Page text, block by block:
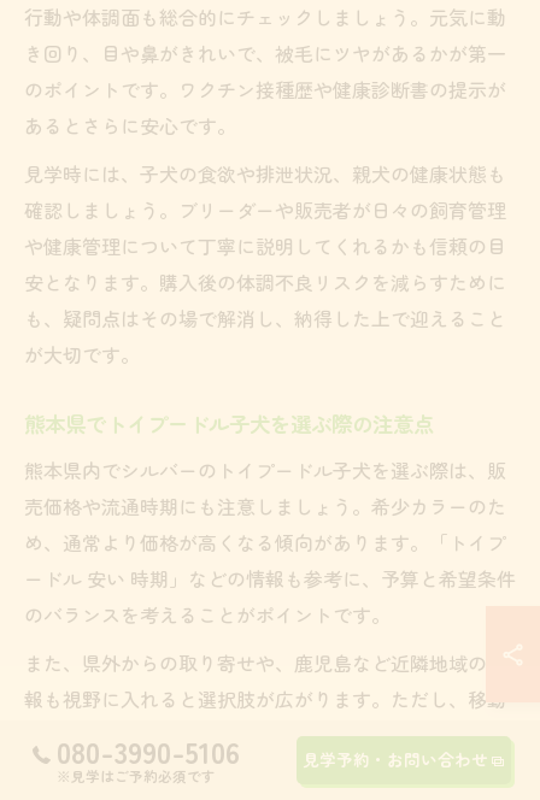
行動や体調面も総合的にチェックしましょう。元気に動
き回り、目や鼻がきれいで、被毛にツヤがあるかが第一
のポイントです。ワクチン接種歴や健康診断書の提示が
あるとさらに安心です。
見学時には、子犬の食欲や排泄状況、親犬の健康状態も
確認しましょう。ブリーダーや販売者が日々の飼育管理
や健康管理について丁寧に説明してくれるかも信頼の目
安となります。購入後の体調不良リスクを減らすために
も、疑問点はその場で解消し、納得した上で迎えること
が大切です。
熊本県でトイプードル子犬を選ぶ際の注意点
熊本県内でシルバーのトイプードル子犬を選ぶ際は、販
売価格や流通時期にも注意しましょう。希少カラーのた
め、通常より価格が高くなる傾向があります。「トイプ
ードル 安い 時期」などの情報も参考に、予算と希望条件
のバランスを考えることがポイントです。
また、県外からの取り寄せや、鹿児島など近隣地域の情
報も視野に入れると選択肢が広がります。ただし、移動
距離が長くなる場合は子犬への負担やアフターサポート
の受けやすさも事前に確認してください。地元密着型の
080-3990-5106
※見学はご予約必須です
見学予約・お問い合わせ